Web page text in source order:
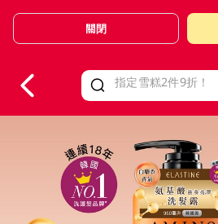
Valid Until 30 June 2026
關閉